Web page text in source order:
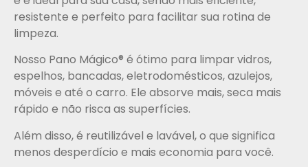
resistente e perfeito para facilitar sua rotina de
limpeza.
Nosso Pano Mágico® é ótimo para limpar vidros,
espelhos, bancadas, eletrodomésticos, azulejos,
móveis e até o carro. Ele absorve mais, seca mais
rápido e não risca as superfícies.
Além disso, é reutilizável e lavável, o que significa
menos desperdício e mais economia para você.